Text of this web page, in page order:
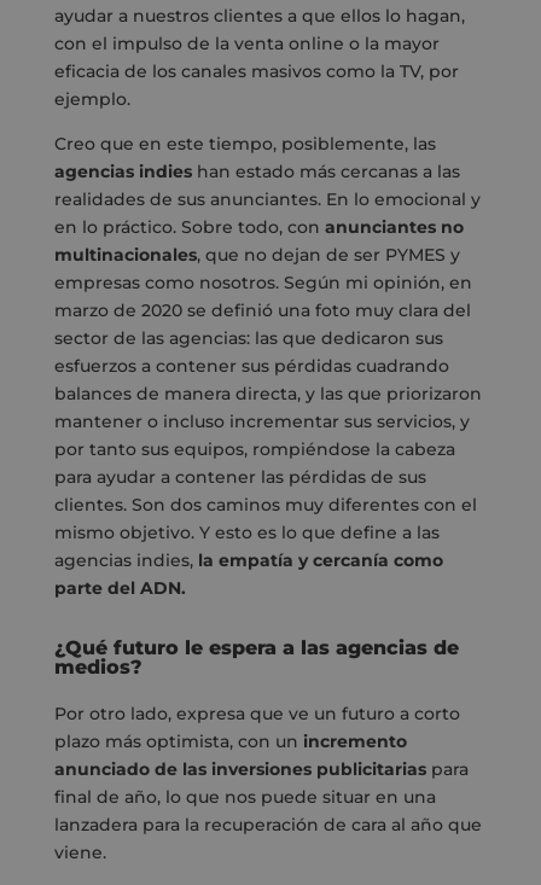
ayudar a nuestros clientes a que ellos lo hagan,
con el impulso de la venta online o la mayor
eficacia de los canales masivos como la TV, por
ejemplo.
Creo que en este tiempo, posiblemente, las
agencias indieshan estado más cercanas a las
realidades de sus anunciantes. En lo emocional y
en lo práctico. Sobre todo, con anunciantes no
multinacionales, que no dejan de ser PYMES y
empresas como nosotros. Según mi opinión, en
marzo de 2020 se definió una foto muy clara del
sector de las agencias: las que dedicaron sus
esfuerzos a contener sus pérdidas cuadrando
balances de manera directa, y las que priorizaron
mantener o incluso incrementar sus servicios, y
por tanto sus equipos, rompiéndose la cabeza
para ayudar a contener las pérdidas de sus
clientes. Son dos caminos muy diferentes con el
mismo objetivo. Y esto es lo que define a las
agencias indies, la empatía y cercanía como
parte del ADN.
¿Qué futuro le espera a las agencias de
medios?
Por otro lado, expresa que ve un futuro a corto
plazo más optimista, con un incremento
anunciado de las inversiones publicitariaspara
final de año, lo que nos puede situar en una
lanzadera para la recuperación de cara al año que
viene.